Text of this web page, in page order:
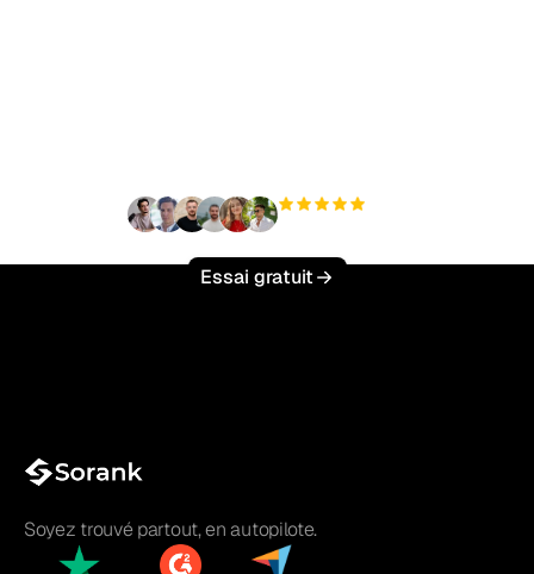
Essai gratuit
Soyez trouvé partout, en autopilote.